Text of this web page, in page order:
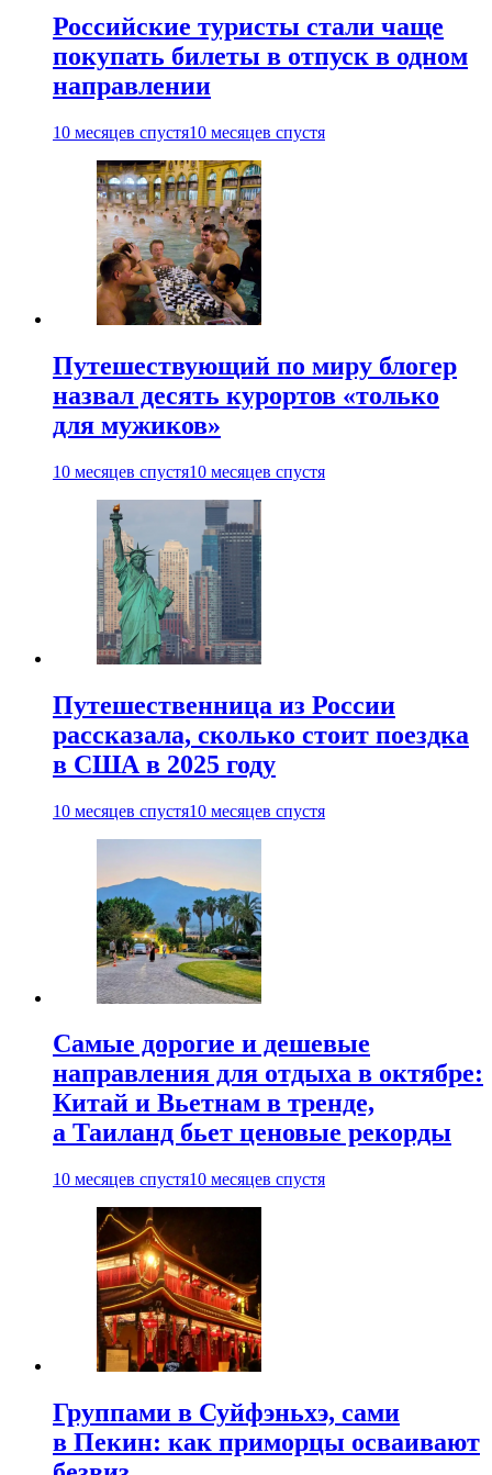
Российские туристы стали чаще
покупать билеты в отпуск в одном
направлении
10 месяцев спустя10 месяцев спустя
Путешествующий по миру блогер
назвал десять курортов «только
для мужиков»
10 месяцев спустя10 месяцев спустя
Путешественница из России
рассказала, сколько стоит поездка
в США в 2025 году
10 месяцев спустя10 месяцев спустя
Самые дорогие и дешевые
направления для отдыха в октябре:
Китай и Вьетнам в тренде,
а Таиланд бьет ценовые рекорды
10 месяцев спустя10 месяцев спустя
Группами в Суйфэньхэ, сами
в Пекин: как приморцы осваивают